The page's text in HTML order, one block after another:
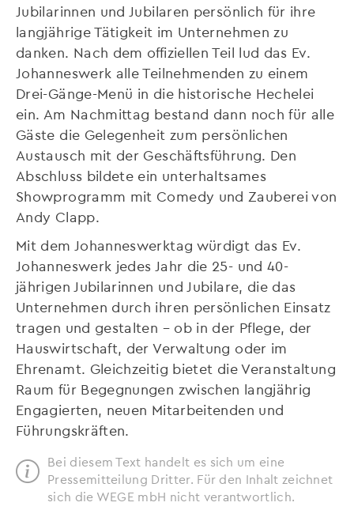
Jubilarinnen und Jubilaren persönlich für ihre
langjährige Tätigkeit im Unternehmen zu
danken. Nach dem offiziellen Teil lud das Ev.
Johanneswerk alle Teilnehmenden zu einem
Drei-Gänge-Menü in die historische Hechelei
ein. Am Nachmittag bestand dann noch für alle
Gäste die Gelegenheit zum persönlichen
Austausch mit der Geschäftsführung. Den
Abschluss bildete ein unterhaltsames
Showprogramm mit Comedy und Zauberei von
Andy Clapp.
Mit dem Johanneswerktag würdigt das Ev.
Johanneswerk jedes Jahr die 25- und 40-
jährigen Jubilarinnen und Jubilare, die das
Unternehmen durch ihren persönlichen Einsatz
tragen und gestalten – ob in der Pflege, der
Hauswirtschaft, der Verwaltung oder im
Ehrenamt. Gleichzeitig bietet die Veranstaltung
Raum für Begegnungen zwischen langjährig
Engagierten, neuen Mitarbeitenden und
Führungskräften.
Bei diesem Text handelt es sich um eine
Pressemitteilung Dritter. Für den Inhalt zeichnet
sich die WEGE mbH nicht verantwortlich.